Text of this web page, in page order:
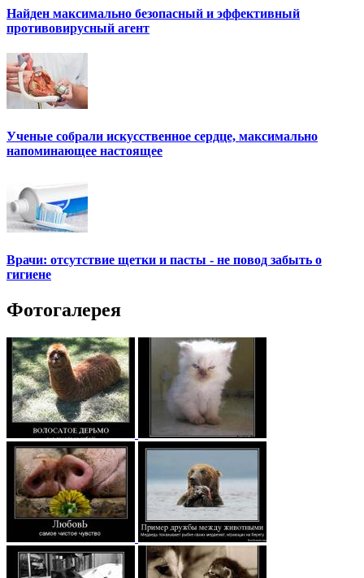
Найден максимально безопасный и эффективный
противовирусный агент
Ученые собрали искусственное сердце, максимально
напоминающее настоящее
Врачи: отсутствие щетки и пасты - не повод забыть о
гигиене
Фотогалерея